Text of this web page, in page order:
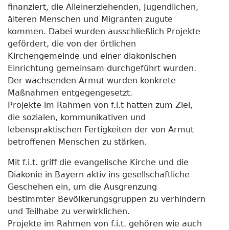
finanziert, die Alleinerziehenden, Jugendlichen,
älteren Menschen und Migranten zugute
kommen. Dabei wurden ausschließlich Projekte
gefördert, die von der örtlichen
Kirchengemeinde und einer diakonischen
Einrichtung gemeinsam durchgeführt wurden.
Der wachsenden Armut wurden konkrete
Maßnahmen entgegengesetzt.
Projekte im Rahmen von f.i.t hatten zum Ziel,
die sozialen, kommunikativen und
lebenspraktischen Fertigkeiten der von Armut
betroffenen Menschen zu stärken.
Mit f.i.t. griff die evangelische Kirche und die
Diakonie in Bayern aktiv ins gesellschaftliche
Geschehen ein, um die Ausgrenzung
bestimmter Bevölkerungsgruppen zu verhindern
und Teilhabe zu verwirklichen.
Projekte im Rahmen von f.i.t. gehören wie auch